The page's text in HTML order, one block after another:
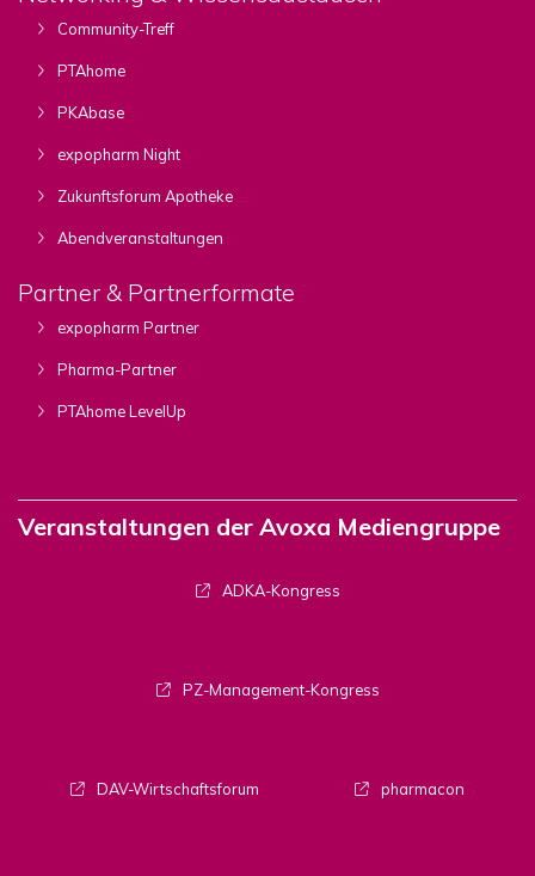
Community-Treff
PTAhome
PKAbase
expopharm Night
Zukunftsforum Apotheke
Abendveranstaltungen
Partner & Partnerformate
expopharm Partner
Pharma-Partner
PTAhome LevelUp
Veranstaltungen der Avoxa Mediengruppe
ADKA-Kongress
PZ-Management-Kongress
DAV-Wirtschaftsforum pharmacon